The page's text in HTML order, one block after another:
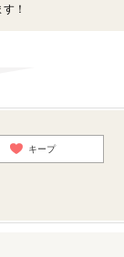
！
キープ